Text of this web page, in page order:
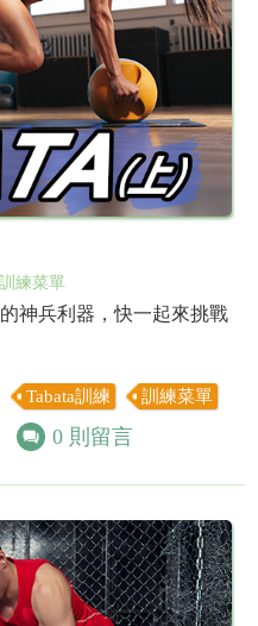
訓練菜單
神兵利器，快一起來挑戰
Tabata訓練 訓練菜單
0 則留言